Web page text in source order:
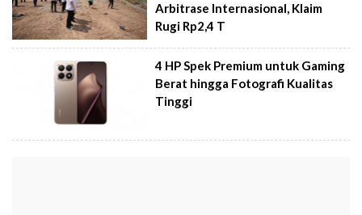
Arbitrase Internasional, Klaim
Rugi Rp2,4 T
4 HP Spek Premium untuk Gaming
Berat hingga Fotografi Kualitas
Tinggi